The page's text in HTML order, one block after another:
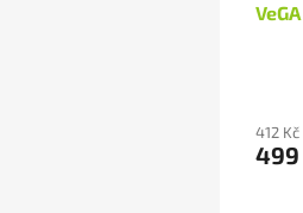
412
499